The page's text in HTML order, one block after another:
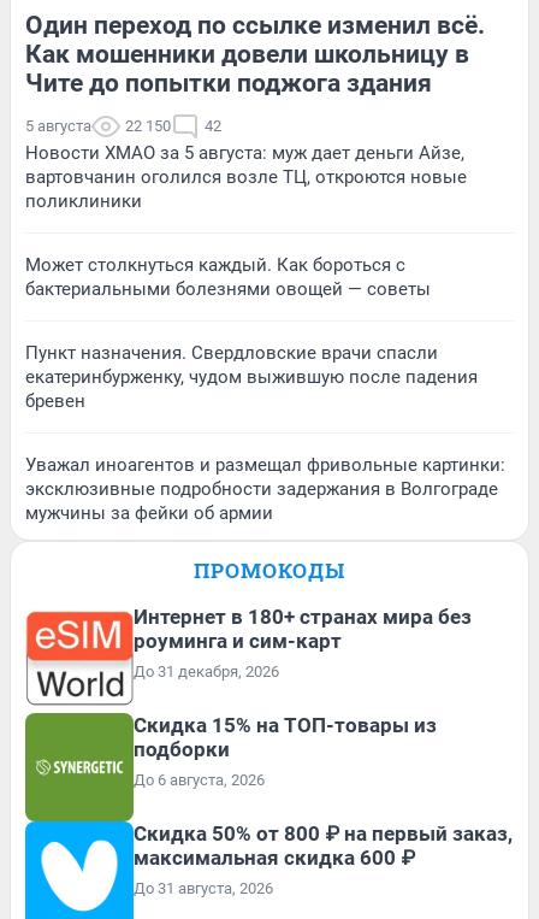
Один переход по ссылке изменил всё.
Как мошенники довели школьницу в
Чите до попытки поджога здания
5 августа 22 150 42
Новости ХМАО за 5 августа: муж дает деньги Айзе,
вартовчанин оголился возле ТЦ, откроются новые
поликлиники
Может столкнуться каждый. Как бороться с
бактериальными болезнями овощей — советы
Пункт назначения. Свердловские врачи спасли
екатеринбурженку, чудом выжившую после падения
бревен
Уважал иноагентов и размещал фривольные картинки:
эксклюзивные подробности задержания в Волгограде
мужчины за фейки об армии
ПРОМОКОДЫ
Интернет в 180+ странах мира без
роуминга и сим-карт
До 31 декабря, 2026
Скидка 15% на ТОП-товары из
подборки
До 6 августа, 2026
Скидка 50% от 800 ₽ на первый заказ,
максимальная скидка 600 ₽
До 31 августа, 2026